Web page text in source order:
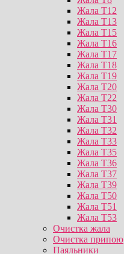
Жала T12
Жала T13
Жала T15
Жала T16
Жала T17
Жала T18
Жала T19
Жала T20
Жала T22
Жала T30
Жала T31
Жала T32
Жала T33
Жала T35
Жала T36
Жала T37
Жала T39
Жала T50
Жала T51
Жала T53
Очистка жала
Очистка припою
Паяльники